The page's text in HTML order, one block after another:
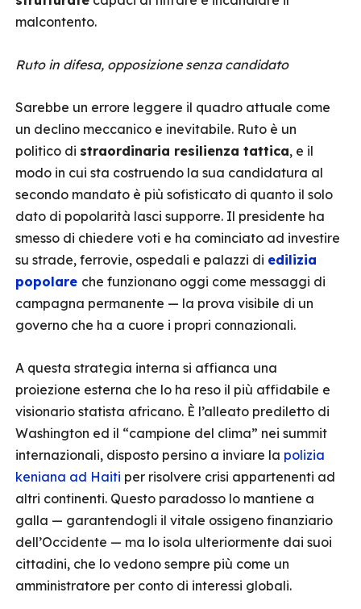
malcontento.
Ruto in difesa, opposizione senza candidato
Sarebbe un errore leggere il quadro attuale come
un declino meccanico e inevitabile. Ruto è un
politico di straordinaria resilienza tattica, e il
modo in cui sta costruendo la sua candidatura al
secondo mandato è più sofisticato di quanto il solo
dato di popolarità lasci supporre. Il presidente ha
smesso di chiedere voti e ha cominciato ad investire
su strade, ferrovie, ospedali e palazzi di edilizia
popolare che funzionano oggi come messaggi di
campagna permanente — la prova visibile di un
governo che ha a cuore i propri connazionali.
A questa strategia interna si affianca una
proiezione esterna che lo ha reso il più affidabile e
visionario statista africano. È l’alleato prediletto di
Washington ed il “campione del clima” nei summit
internazionali, disposto persino a inviare la polizia
keniana ad Haiti per risolvere crisi appartenenti ad
altri continenti. Questo paradosso lo mantiene a
galla — garantendogli il vitale ossigeno finanziario
dell’Occidente — ma lo isola ulteriormente dai suoi
cittadini, che lo vedono sempre più come un
amministratore per conto di interessi globali.